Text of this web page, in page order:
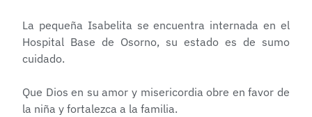
La pequeña Isabelita se encuentra internada en el
Hospital Base de Osorno, su estado es de sumo
cuidado.
Que Dios en su amor y misericordia obre en favor de
la niña y fortalezca a la familia.